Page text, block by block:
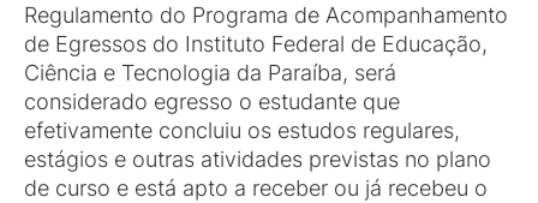
Regulamento do Programa de Acompanhamento
de Egressos do Instituto Federal de Educação,
Ciência e Tecnologia da Paraíba, será
considerado egresso o estudante que
efetivamente concluiu os estudos regulares,
estágios e outras atividades previstas no plano
de curso e está apto a receber ou já recebeu o